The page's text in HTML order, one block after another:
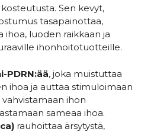
Sen kevyt,
tasapainottaa,
ihoa, luoden raikkaan ja
ihonhoitotuotteille.
PDRN:ää, joka muistuttaa
ihoa ja auttaa stimuloimaan
ihon
sameaa ihoa.
rauhoittaa ärsytystä,